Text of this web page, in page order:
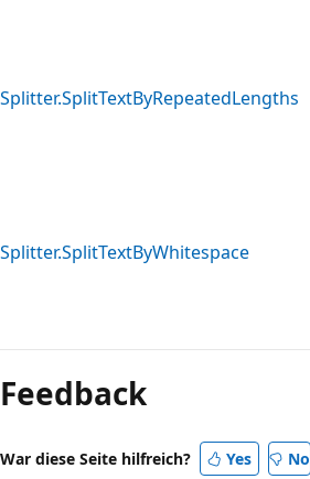
Splitter.SplitTextByRepeatedLengths
Splitter.SplitTextByWhitespace
deaktiviert
Feedback
War diese Seite hilfreich? Yes No